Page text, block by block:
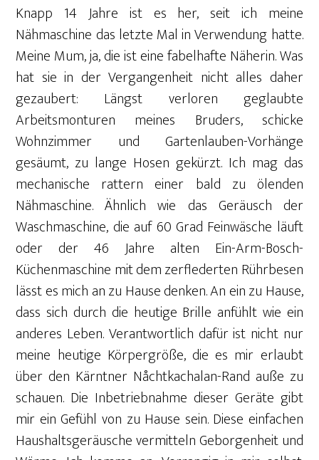
Knapp 14 Jahre ist es her, seit ich meine
Nähmaschine das letzte Mal in Verwendung hatte.
Meine Mum, ja, die ist eine fabelhafte Näherin. Was
hat sie in der Vergangenheit nicht alles daher
gezaubert: Längst verloren geglaubte
Arbeitsmonturen meines Bruders, schicke
Wohnzimmer und Gartenlauben-Vorhänge
gesäumt, zu lange Hosen gekürzt. Ich mag das
mechanische rattern einer bald zu ölenden
Nähmaschine. Ähnlich wie das Geräusch der
Waschmaschine, die auf 60 Grad Feinwäsche läuft
oder der 46 Jahre alten Ein-Arm-Bosch-
Küchenmaschine mit dem zerflederten Rührbesen
lässt es mich an zu Hause denken. An ein zu Hause,
dass sich durch die heutige Brille anfühlt wie ein
anderes Leben. Verantwortlich dafür ist nicht nur
meine heutige Körpergröße, die es mir erlaubt
über den Kärntner Nåchtkachalan-Rand auße zu
schauen. Die Inbetriebnahme dieser Geräte gibt
mir ein Gefühl von zu Hause sein. Diese einfachen
Haushaltsgeräusche vermitteln Geborgenheit und